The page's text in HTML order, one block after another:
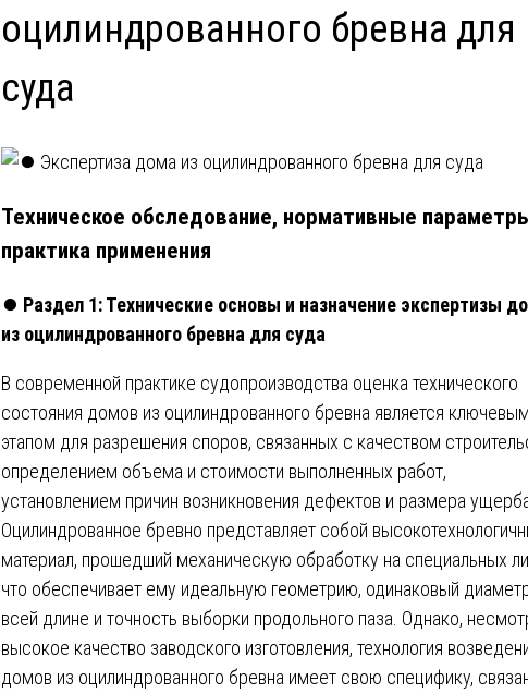
оцилиндрованного бревна для
суда
Техническое обследование, нормативные
практика применения
⏺️ Раздел 1: Технические основы и назначение экспертизы
из оцилиндрованного бревна для суда
В современной практике судопроизводства оценка технического
состояния домов из оцилиндрованного бревна является
этапом для разрешения споров, связанных с качеством
определением объема и стоимости выполненных работ,
установлением причин возникновения дефектов и размера
Оцилиндрованное бревно представляет собой
материал, прошедший механическую обработку на специальных
что обеспечивает ему идеальную геометрию, одинаковый
всей длине и точность выборки продольного паза. Однако,
высокое качество заводского изготовления, технология
домов из оцилиндрованного бревна имеет свою специфику,